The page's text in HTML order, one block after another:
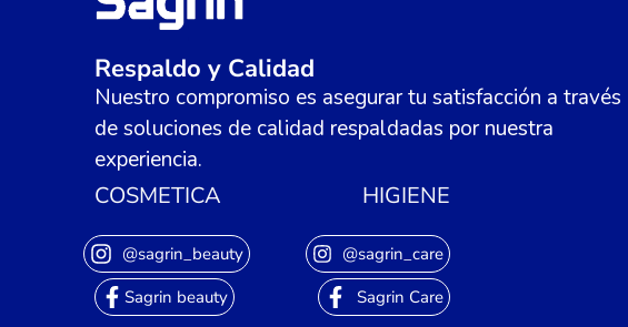
Respaldo y Calidad
Nuestro compromiso es asegurar tu satisfacción a través
de soluciones de calidad respaldadas por nuestra
experiencia.
COSMETICA
@sagrin_beauty
Sagrin beauty
HIGIENE
@sagrin_care
Sagrin Care